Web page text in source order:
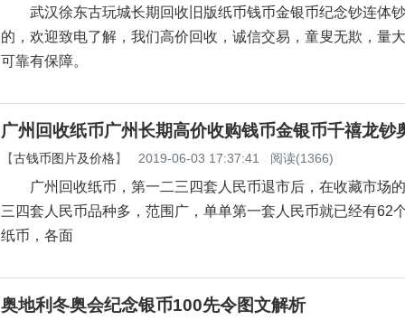
武汉徐东古玩城长期回收旧版纸币钱币金银币纪念钞连体
的，欢迎致电了解，我们高价回收，诚信交易，童叟无欺，量
可靠有保障。
广州回收纸币广州长期高价收购钱币金银币千禧龙钞
【古钱币图片及价格】 2019-06-03 17:37:41 阅读(1366)
广州回收纸币，第一二三四套人民币退市后，在收藏市场
三四套人民币品种多，范围广，单单第一套人民币就已经有62
纸币，各面
奥地利冬奥会纪念银币100先令图文解析